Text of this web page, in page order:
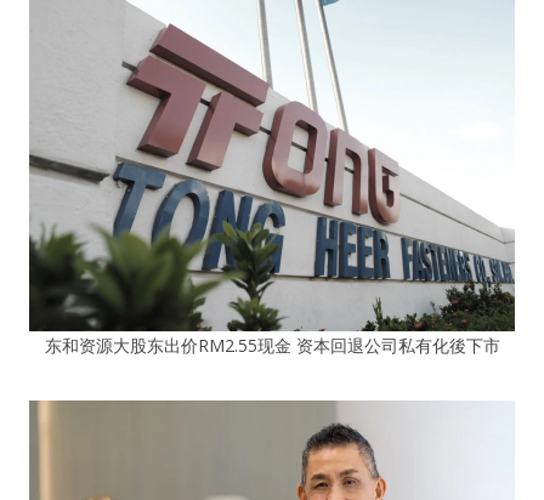
东和资源大股东出价RM2.55现金 资本回退公司私有化後下市